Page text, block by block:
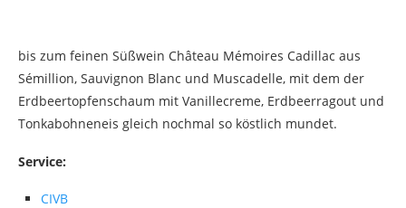
bis zum feinen Süßwein Château Mémoires Cadillac aus
Sémillion, Sauvignon Blanc und Muscadelle, mit dem der
Erdbeertopfenschaum mit Vanillecreme, Erdbeerragout und
Tonkabohneneis gleich nochmal so köstlich mundet.
Service:
CIVB